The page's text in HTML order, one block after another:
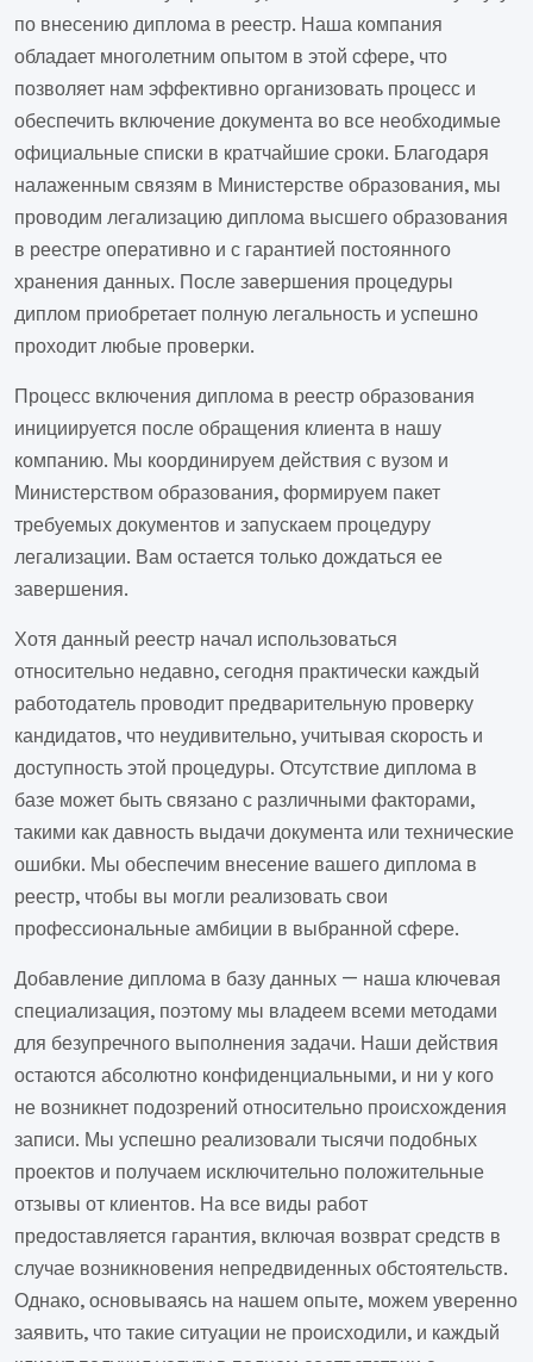
по внесению диплома в реестр. Наша компания
обладает многолетним опытом в этой сфере, что
позволяет нам эффективно организовать процесс и
обеспечить включение документа во все необходимые
официальные списки в кратчайшие сроки. Благодаря
налаженным связям в Министерстве образования, мы
проводим легализацию диплома высшего образования
в реестре оперативно и с гарантией постоянного
хранения данных. После завершения процедуры
диплом приобретает полную легальность и успешно
проходит любые проверки.
Процесс включения диплома в реестр образования
инициируется после обращения клиента в нашу
компанию. Мы координируем действия с вузом и
Министерством образования, формируем пакет
требуемых документов и запускаем процедуру
легализации. Вам остается только дождаться ее
завершения.
Хотя данный реестр начал использоваться
относительно недавно, сегодня практически каждый
работодатель проводит предварительную проверку
кандидатов, что неудивительно, учитывая скорость и
доступность этой процедуры. Отсутствие диплома в
базе может быть связано с различными факторами,
такими как давность выдачи документа или технические
ошибки. Мы обеспечим внесение вашего диплома в
реестр, чтобы вы могли реализовать свои
профессиональные амбиции в выбранной сфере.
Добавление диплома в базу данных — наша ключевая
специализация, поэтому мы владеем всеми методами
для безупречного выполнения задачи. Наши действия
остаются абсолютно конфиденциальными, и ни у кого
не возникнет подозрений относительно происхождения
записи. Мы успешно реализовали тысячи подобных
проектов и получаем исключительно положительные
отзывы от клиентов. На все виды работ
предоставляется гарантия, включая возврат средств в
случае возникновения непредвиденных обстоятельств.
Однако, основываясь на нашем опыте, можем уверенно
заявить, что такие ситуации не происходили, и каждый